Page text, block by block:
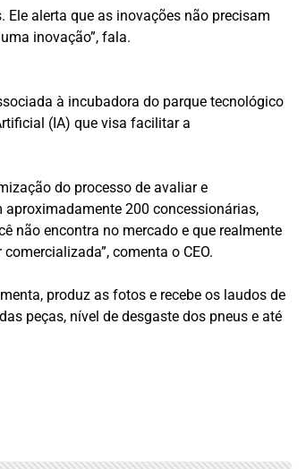
alerta que as inovações não precisam
inovação”, fala.
à incubadora do parque tecnológico
(IA) que visa facilitar a
do processo de avaliar e
200 concessionárias,
não encontra no mercado e que realmente
comenta o CEO.
produz as fotos e recebe os laudos de
peças, nível de desgaste dos pneus e até